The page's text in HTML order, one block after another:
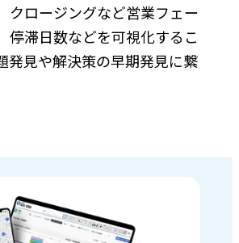
クロージングなど営業フェー
停滞日数などを可視化するこ
発見や解決策の早期発見に繋